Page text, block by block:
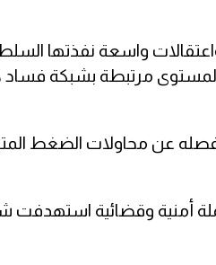
واسعة نفذتها
مرتبطة بشبكة
عن محاولات الضغط
أمنية وقضائية